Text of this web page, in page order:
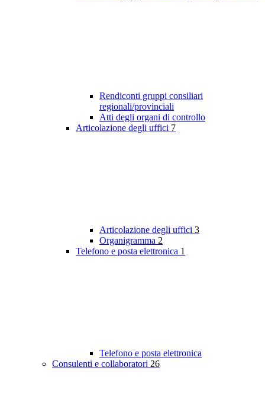
Rendiconti gruppi consiliari
regionali/provinciali
Atti degli organi di controllo
Articolazione degli uffici 7
Articolazione degli uffici 3
Organigramma 2
Telefono e posta elettronica 1
Telefono e posta elettronica
Consulenti e collaboratori 26